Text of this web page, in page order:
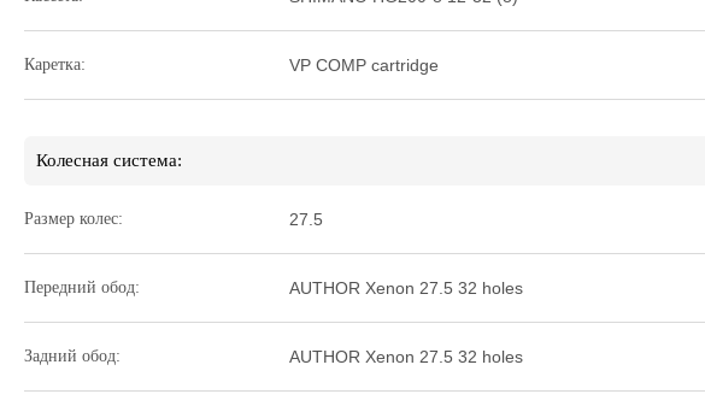
Каретка: VP COMP cartridge
Колесная система:
Размер колес: 27.5
Передний обод: AUTHOR Xenon 27.5 32 holes
Задний обод: AUTHOR Xenon 27.5 32 holes